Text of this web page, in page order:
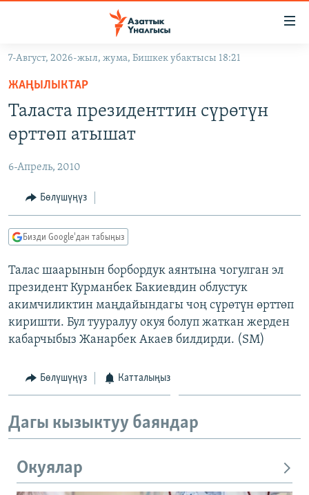
Навигацияга
өтүңүз
Издөөгө
салыңыз
ЭКОНОМИКА
МАДАНИЯТ
БОРБОР АЗИЯ
УКРАИНА
АТАЙЫН ИЛИКТӨӨ
ТВ ПРОГРАММАЛАР
ЭКСПЕРТТЕР ТАЛДАЙТ
БИЗ ЖАНА ДҮЙНӨ
ЭЖЕ-СИҢДИЛЕР
АЗАТТЫК+
ЫҢГАЙСЫЗ СУРООЛОР
ӨЗГӨЧӨ ПИКИР
Русский
ОНЛАЙН ШЕРИНЕ
ЭЕ/АРнун бардык сайттары
7-Август, 2026-жыл, жума, Бишкек убактысы 18:21
ЖАҢЫЛЫКТАР
Таласта президенттин сүрөтүн
өрттөп атышат
6-Апрель, 2010
Бөлүшүңүз
Бизди Google'дан табыңыз
Талас шаарынын борбордук аянтына чогулган эл
президент Курманбек Бакиевдин облустук
акимчиликтин маңдайындагы чоң сүрөтүн өрттөп
киришти. Бул тууралуу окуя болуп жаткан жерден
кабарчыбыз Жанарбек Акаев билдирди. (SM)
Бөлүшүңүз Катталыңыз
Дагы кызыктуу баяндар
Окуялар